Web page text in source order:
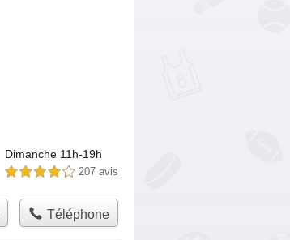
Dimanche 11h-19h
4,0 étoiles sur 5 207 avis
Téléphone